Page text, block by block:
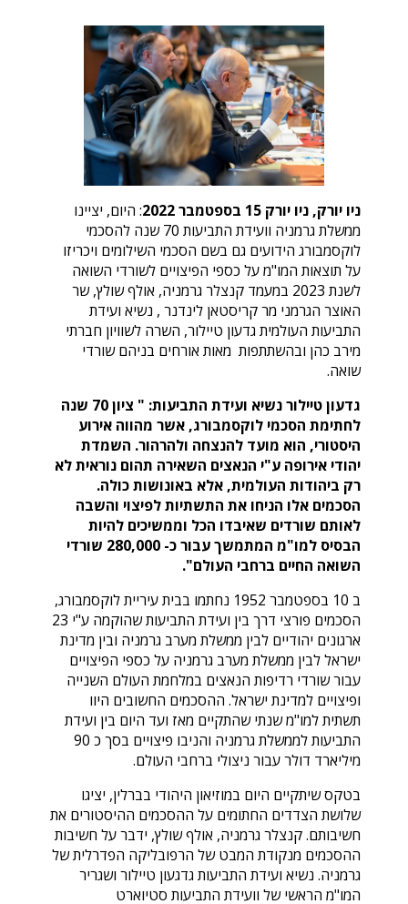
ניו יורק, ניו יורק 15 בספטמבר 2022
: היום, יציינו
ממשלת גרמניה וועידת התביעות 70 שנה להסכמי
לוקסמבורג הידועים גם בשם הסכמי השילומים ויכריזו
על תוצאות המו"מ על כספי הפיצויים לשורדי השואה
לשנת 2023 במעמד קנצלר גרמניה, אולף שולץ, שר
האוצר הגרמני מר קריסטאן לינדנר , נשיא ועידת
התביעות העולמית גדעון טיילור, השרה לשוויון חברתי
מירב כהן ובהשתתפות מאות אורחים בניהם שורדי
שואה.
גדעון טיילור נשיא ועידת התביעות: " ציון 70 שנה
לחתימת הסכמי לוקסמבורג, אשר מהווה אירוע
היסטורי, הוא מועד להנצחה ולהרהור. השמדת
יהודי אירופה ע"י הנאצים השאירה תהום נוראית לא
רק ביהודות העולמית, אלא באונושות כולה.
הסכמים אלו הניחו את התשתיות לפיצוי והשבה
לאותם שורדים שאיבדו הכל וממשיכים להיות
הבסיס למו"מ המתמשך עבור כ- 280,000 שורדי
השואה החיים ברחבי העולם".
ב 10 בספטמבר 1952 נחתמו בבית עיריית לוקסמבורג,
הסכמים פורצי דרך בין ועידת התביעות שהוקמה ע"י 23
ארגונים יהודיים לבין ממשלת מערב גרמניה ובין מדינת
ישראל לבין ממשלת מערב גרמניה על כספי הפיצויים
עבור שורדי רדיפות הנאצים במלחמת העולם השנייה
ופיצויים למדינת ישראל. ההסכמים החשובים היוו
תשתית למו"מ שנתי שהתקיים מאז ועד היום בין ועידת
התביעות לממשלת גרמניה והניבו פיצויים בסך כ 90
מיליארד דולר עבור ניצולי ברחבי העולם.
בטקס שיתקיים היום במוזיאון היהודי בברלין, יציגו
שלושת הצדדים החתומים על ההסכמים ההיסטורים את
חשיבותם. קנצלר גרמניה, אולף שולץ, ידבר על חשיבות
ההסכמים מנקודת המבט של הרפובליקה הפדרלית של
גרמניה. נשיא ועידת התביעות גדגעון טיילור ושגריר
המו"מ הראשי של וועידת התביעות סטיוארט